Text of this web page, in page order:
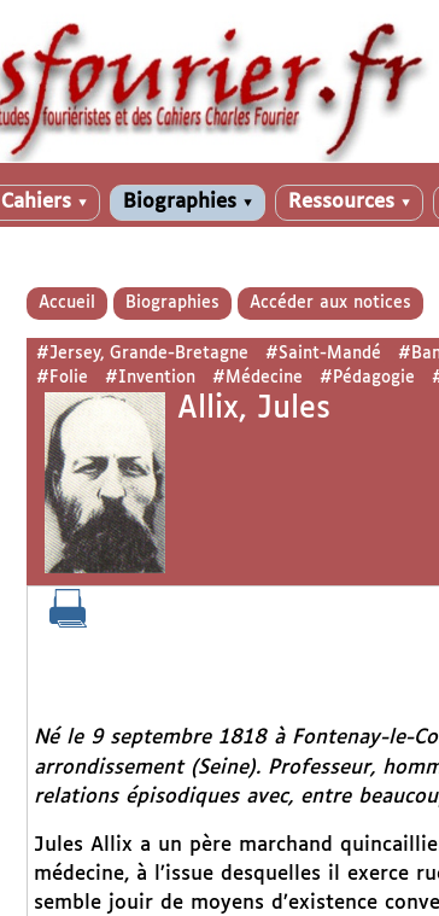
Cahiers ▼ Biographies ▼ Ressources ▼
Accueil Biographies Accéder aux notices
#Jersey, Grande-Bretagne #Saint-Mandé
#Folie
#Invention #Médecine #Pédagogie
Allix, Jules
Né le 9 septembre 1818 à Fontenay-le-
arrondissement (Seine). Professeur,
relations épisodiques avec, entre
Jules Allix a un père marchand
médecine, à l’issue desquelles il exerce
semble jouir de moyens d’existence